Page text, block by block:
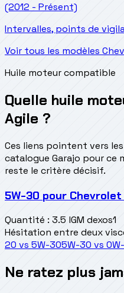
(2012 - Présent)
Intervalles, points de
Voir tous les modèles
Huile moteur compatible
Quelle huile
Agile ?
Ces liens pointent vers
catalogue Garajo pour ce
reste le critère décisif.
5W-30 pour Chevrolet
Quantité : 3.5 lGM dexos1
Hésitation entre deux
20 vs 5W-305W-30 vs
Ne ratez plus